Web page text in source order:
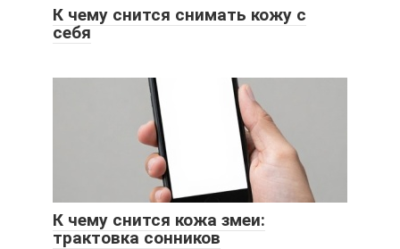
К чему снится снимать кожу с
себя
К чему снится кожа змеи:
трактовка сонников